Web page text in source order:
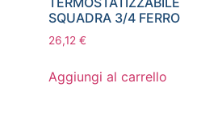
SQUADRA 3/4 FERRO
26,12 €
Aggiungi al carrello